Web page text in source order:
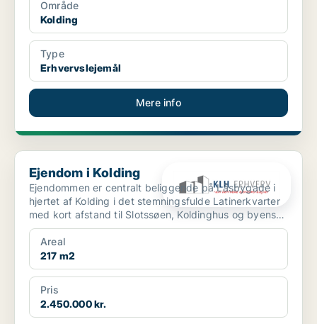
Område
Kolding
Type
Erhvervslejemål
Mere info
Ejendom i Kolding
Ejendom i Kolding
Ejendommen er centralt beliggende på Låsbygade i
hjertet af Kolding i det stemningsfulde Latinerkvarter
med kort afstand til Slotssøen, Koldinghus og byens
g...
Areal
217 m2
Pris
2.450.000 kr.